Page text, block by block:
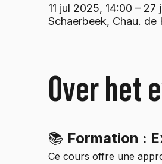
11 jul 2025, 14:00 – 27
Schaerbeek, Chau. de
Over het
📚 Formation :
Ce cours offre une